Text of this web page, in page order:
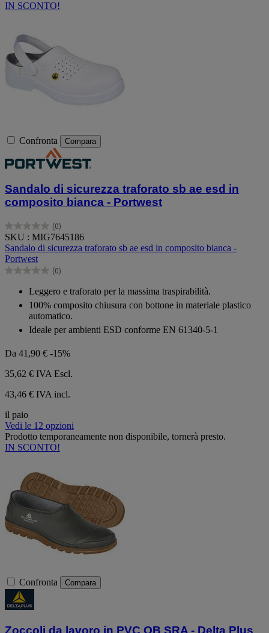
IN SCONTO!
Confronta Compara
Sandalo di sicurezza traforato sb ae esd in
composito bianca - Portwest
(0)
0.0
su
5
stelle.
SKU : MIG7645186
Sandalo di sicurezza traforato sb ae esd in composito bianca -
Portwest
(0)
0.0
stelle.
Leggero e traforato per la massima traspirabilità.
100% composito chiusura con bottone in materiale plastico
automatico.
Ideale per ambienti ESD conforme EN 61340-5-1
Da 41,90 € -15%
35,62 € IVA Escl.
43,46 € IVA incl.
il paio
Vedi le 12 opzioni
Prodotto temporaneamente non disponibile, tornerà presto.
IN SCONTO!
Confronta Compara
Zoccoli da lavoro in PVC OB SRA - Delta Plus